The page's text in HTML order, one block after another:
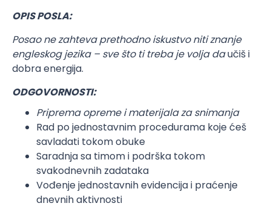
OPIS POSLA:
Posao ne zahteva prethodno iskustvo niti znanje
engleskog jezika – sve što ti treba je volja daučiš i
dobra energija.
ODGOVORNOSTI:
Priprema opreme i materijala za snimanja
Rad po jednostavnim procedurama koje ćeš
savladati tokom obuke
Saradnja sa timom i podrška tokom
svakodnevnih zadataka
Vođenje jednostavnih evidencija i praćenje
dnevnih aktivnosti